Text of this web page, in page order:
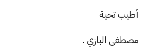
أطيب تحية
مصطفى البازي .